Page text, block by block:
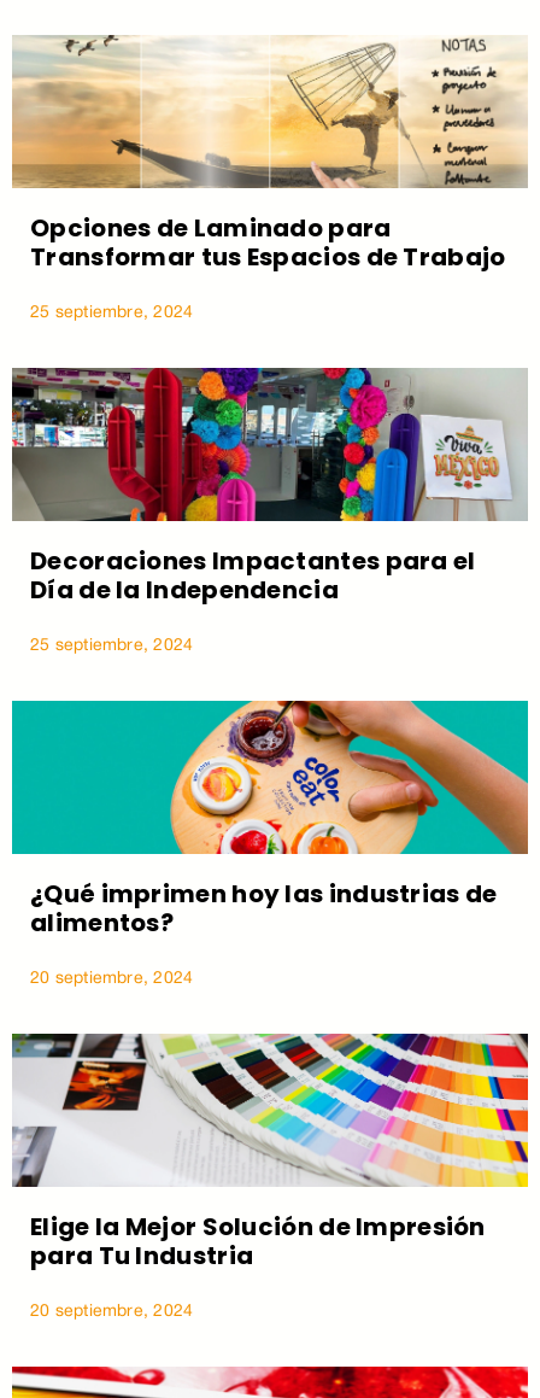
Opciones de Laminado para
Transformar tus Espacios de Trabajo
25 septiembre, 2024
Decoraciones Impactantes para el
Día de la Independencia
25 septiembre, 2024
¿Qué imprimen hoy las industrias de
alimentos?
20 septiembre, 2024
Elige la Mejor Solución de Impresión
para Tu Industria
20 septiembre, 2024